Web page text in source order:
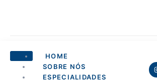
HOME
SOBRE NÓS
ESPECIALIDADES